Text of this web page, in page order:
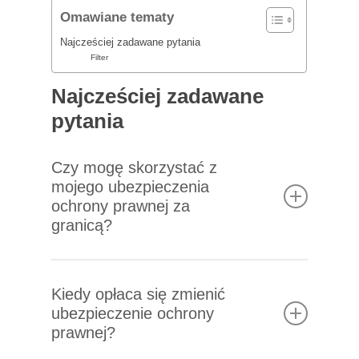
Omawiane tematy
Najcześciej zadawane pytania
Filter
Najcześciej zadawane
pytania
Czy mogę skorzystać z
mojego ubezpieczenia
ochrony prawnej za
granicą?
ubezpieczeniowej zależy od postanowień Twojej
umowy. Często ochrona jest ograniczona do
określonych regionów. Dlatego powinieneś to
Kiedy opłaca się zmienić
ubezpieczenie ochrony
prawnej?